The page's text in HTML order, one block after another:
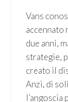
Vans
accennato
due anni,
strategie,
creato il
Anzi, di
l’angoscia